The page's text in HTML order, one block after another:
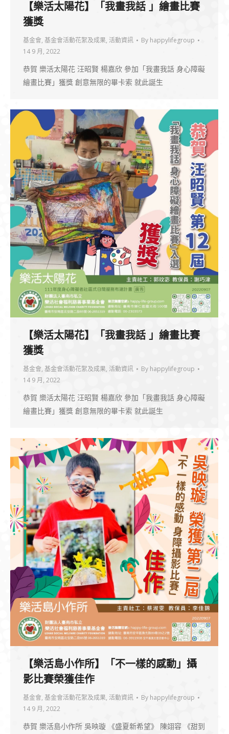
【樂活太陽花】「我畫我話 」繪畫比賽
獲獎
基金會, 基金會活動花絮及成果, 活動資訊 By happylifegroup
14 9 月, 2022
恭賀 樂活太陽花 汪昭賢 楊嘉欣 參加「我畫我話 身心障礙
繪畫比賽」獲獎 創意無限的畢卡索 就此誕生
【樂活太陽花】「我畫我話 」繪畫比賽
獲獎
基金會, 基金會活動花絮及成果, 活動資訊 By happylifegroup
14 9 月, 2022
恭賀 樂活太陽花 汪昭賢 楊嘉欣 參加「我畫我話 身心障礙
繪畫比賽」獲獎 創意無限的畢卡索 就此誕生
【樂活島小作所】「不一樣的感動」攝
影比賽榮獲佳作
基金會, 基金會活動花絮及成果, 活動資訊 By happylifegroup
14 9 月, 2022
恭賀 樂活島小作所 吳映璇 《盛夏新希望》 陳翊容 《甜到